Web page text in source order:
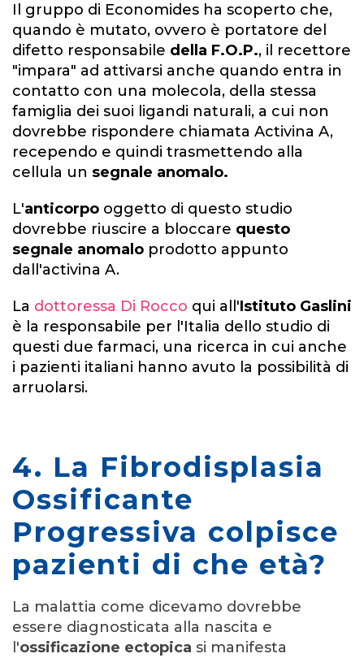
Il gruppo di Economides ha scoperto che,
quando è mutato, ovvero è portatore del
difetto responsabile della F.O.P., il recettore
"impara" ad attivarsi anche quando entra in
contatto con una molecola, della stessa
famiglia dei suoi ligandi naturali, a cui non
dovrebbe rispondere chiamata Activina A,
recependo e quindi trasmettendo alla
cellula un segnale anomalo.
L'anticorpo oggetto di questo studio
dovrebbe riuscire a bloccare questo
segnale anomalo prodotto appunto
dall'activina A.
La dottoressa Di Rocco qui all'Istituto Gaslini
è la responsabile per l'Italia dello studio di
questi due farmaci, una ricerca in cui anche
i pazienti italiani hanno avuto la possibilità di
arruolarsi.
4. La Fibrodisplasia
Ossificante
Progressiva colpisce
pazienti di che età?
La malattia come dicevamo dovrebbe
essere diagnosticata alla nascita e
l'ossificazione ectopica si manifesta